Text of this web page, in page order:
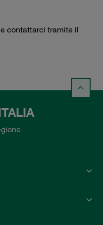
contattarci tramite il